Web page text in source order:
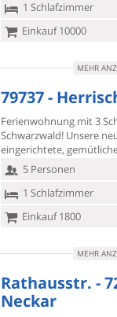
1 Schlafzimmer
Einkauf 10000
MEHR
79737 -
Ferienwohnung mit 3
Schwarzwald! Unsere
eingerichtete,
5 Personen
1 Schlafzimmer
Einkauf 1800
MEHR
Rathausstr. -
Neckar